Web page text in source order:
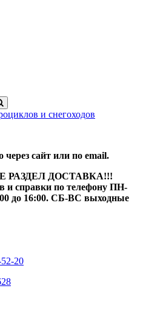
сайт или по email.
РАЗДЕЛ ДОСТАВКА!!!
и справки по телефону ПН-
до 16:00. СБ-ВС выходные
20